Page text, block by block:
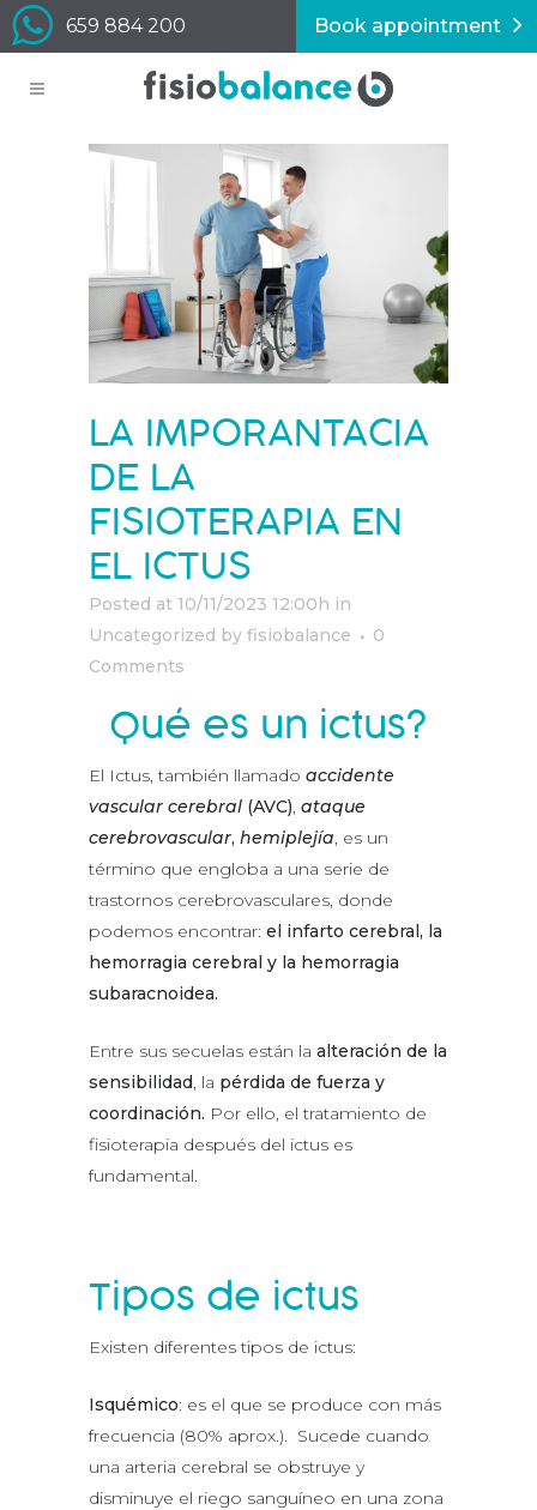
659 884 200 Book appointment
LA IMPORANTACIA
DE LA
FISIOTERAPIA EN
EL ICTUS
Posted at 10/11/2023 12:00h in
Uncategorized by fisiobalance
0
Comments
¿Qué es un ictus?
El Ictus, también llamado accidente
vascular cerebral (AVC), ataque
cerebrovascular, hemiplejía, es un
término que engloba a una serie de
trastornos cerebrovasculares, donde
podemos encontrar: el infarto cerebral, la
hemorragia cerebral y la hemorragia
subaracnoidea.
Entre sus secuelas están la alteración de la
sensibilidad, la pérdida de fuerza y
coordinación. Por ello, el tratamiento de
fisioterapia después del ictus es
fundamental.
Tipos de ictus
Existen diferentes tipos de ictus:
Isquémico: es el que se produce con más
frecuencia (80% aprox.). Sucede cuando
una arteria cerebral se obstruye y
disminuye el riego sanguíneo en una zona